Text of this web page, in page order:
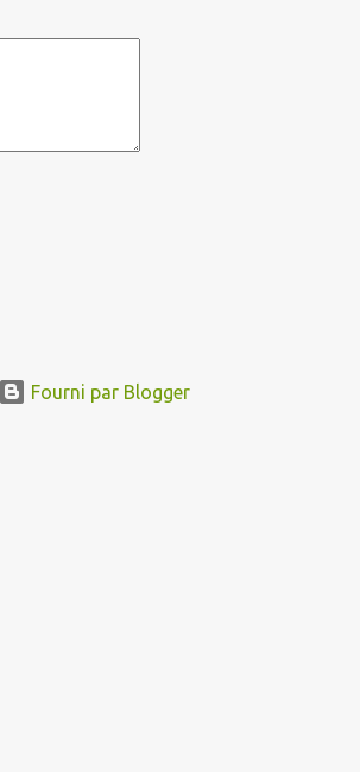
Fourni par Blogger